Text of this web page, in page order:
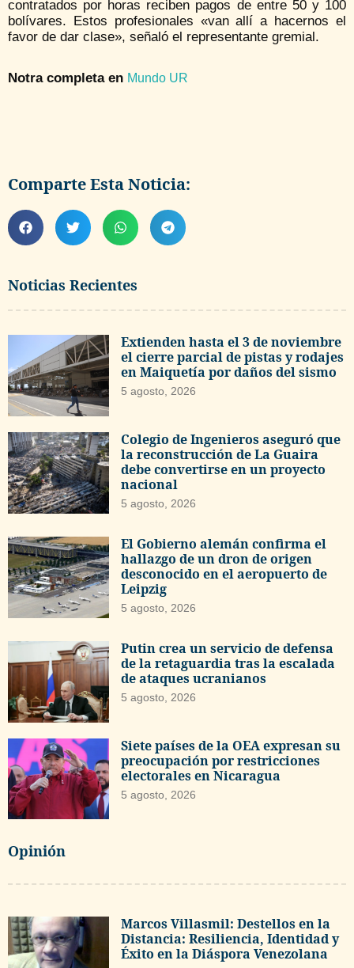
Noticias Recientes
Extienden hasta el 3 de noviembre
el cierre parcial de pistas y rodajes
en Maiquetía por daños del sismo
5 agosto, 2026
Colegio de Ingenieros aseguró que
la reconstrucción de La Guaira
debe convertirse en un proyecto
nacional
5 agosto, 2026
El Gobierno alemán confirma el
hallazgo de un dron de origen
desconocido en el aeropuerto de
Leipzig
5 agosto, 2026
Putin crea un servicio de defensa
de la retaguardia tras la escalada
de ataques ucranianos
5 agosto, 2026
Siete países de la OEA expresan su
preocupación por restricciones
electorales en Nicaragua
5 agosto, 2026
Opinión
Marcos Villasmil: Destellos en la
Distancia: Resiliencia, Identidad y
Éxito en la Diáspora Venezolana
contratados por horas reciben pagos de entre 50 y 100
bolívares. Estos profesionales «van allí a hacernos el
favor de dar clase», señaló el representante gremial.
Notra completa en Mundo UR
Comparte Esta Noticia: